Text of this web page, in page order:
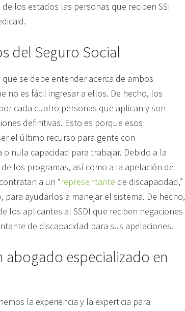
los estados las personas que reciben SSI
del Seguro Social
se debe entender acerca de ambos
no es fácil ingresar a ellos. De hecho, los
cada cuatro personas que aplican y son
definitivas. Esto es porque esos
el último recurso para gente con
o nula capacidad para trabajar. Debido a la
los programas, así como a la apelación de
a un “representante de discapacidad,”
ayudarlos a manejar el sistema. De hecho,
los aplicantes al SSDI que reciben negaciones
de discapacidad para sus apelaciones.
abogado especializado en
la experiencia y la experticia para